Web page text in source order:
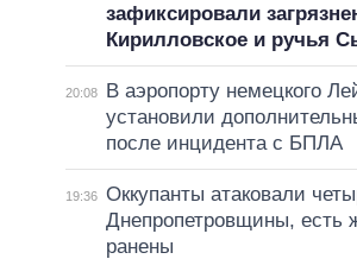
зафиксировали
Кирилловское и ручья
20:08
В аэропорту немецкого
установили
после инцидента с БПЛА
19:36 Оккупанты атаковали
Днепропетровщины, есть
ранены